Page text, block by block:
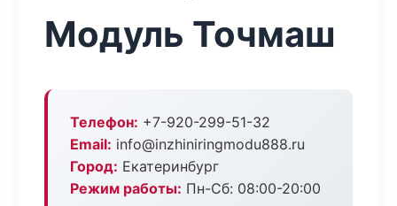
Модуль Точмаш
Телефон: +7-920-299-51-32
Email: info@inzhiniringmodu888.ru
Город: Екатеринбург
Режим работы: Пн-Сб: 08:00-20:00